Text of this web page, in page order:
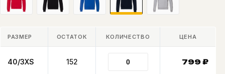
РАЗМЕР ОСТАТОК КОЛИЧЕСТВО ЦЕНА
40/3XS 152 799₽